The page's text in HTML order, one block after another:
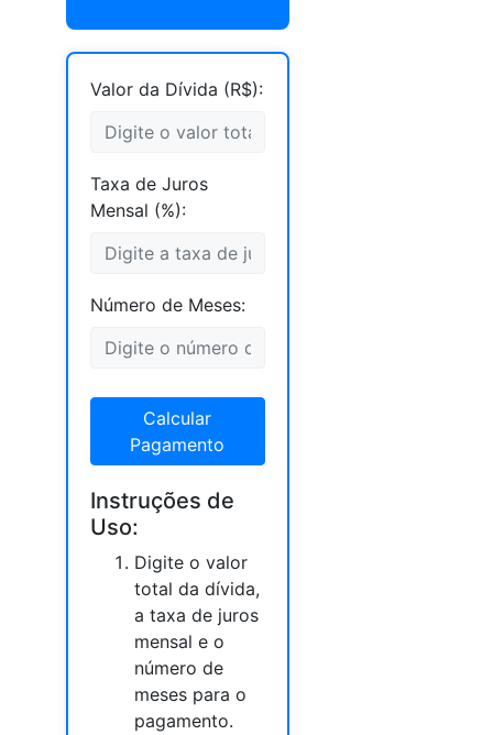
Valor da Dívida (R$):
Taxa de Juros
Mensal (%):
Número de Meses:
Calcular
Pagamento
Instruções de
Uso:
Digite o valor
total da dívida,
a taxa de juros
mensal e o
número de
meses para o
pagamento.